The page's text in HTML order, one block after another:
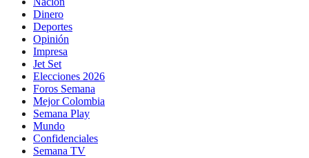
Dinero
Deportes
Opinión
Impresa
Jet Set
Elecciones 2026
Foros Semana
Mejor Colombia
Semana Play
Mundo
Confidenciales
Semana TV